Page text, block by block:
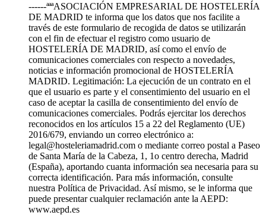
------ªªªASOCIACIÓN EMPRESARIAL DE HOSTELERÍA
DE MADRID te informa que los datos que nos facilite a
través de este formulario de recogida de datos se utilizarán
con el fin de efectuar el registro como usuario de
HOSTELERÍA DE MADRID, así como el envío de
comunicaciones comerciales con respecto a novedades,
noticias e información promocional de HOSTELERÍA
MADRID. Legitimación: La ejecución de un contrato en el
que el usuario es parte y el consentimiento del usuario en el
caso de aceptar la casilla de consentimiento del envío de
comunicaciones comerciales. Podrás ejercitar los derechos
reconocidos en los artículos 15 a 22 del Reglamento (UE)
2016/679, enviando un correo electrónico a:
legal@hosteleriamadrid.com o mediante correo postal a Paseo
de Santa María de la Cabeza, 1, 1o centro derecha, Madrid
(España), aportando cuanta información sea necesaria para su
correcta identificación. Para más información, consulte
nuestra Política de Privacidad. Así mismo, se le informa que
puede presentar cualquier reclamación ante la AEPD:
www.aepd.es